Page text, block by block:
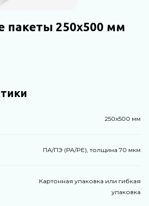
пакеты 250х500 мм
250х500 мм
ПА/ПЭ (PA/PE), толщина 70 мкм
Картонная упаковка или гибкая
упаковка